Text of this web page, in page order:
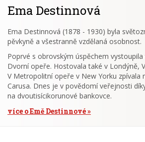
Ema Destinnová
Ema Destinnová (1878 - 1930) byla
pěvkyně a všestranně vzdělaná osobnost.
Poprvé s obrovským úspěchem
Dvorní opeře. Hostovala také v Londýně,
V Metropolitní opeře v New Yorku zpívala
Carusa. Dnes je v povědomí veřejnosti
na dvoutisícikorunové bankovce.
více o Emě Destinnové